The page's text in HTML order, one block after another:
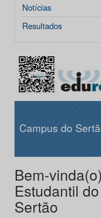
Notícias
Resultados
Campus do
Bem-
Estudantil
Sertão